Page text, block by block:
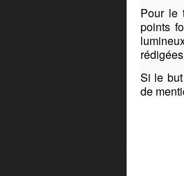
Pour le
points
Si le
de